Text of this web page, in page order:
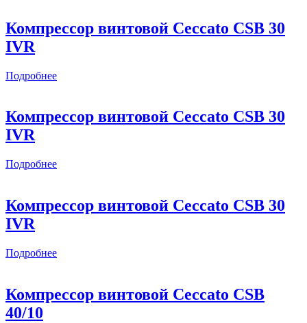
Компрессор винтовой Ceccato CSB 30
IVR
Подробнее
Компрессор винтовой Ceccato CSB 30
IVR
Подробнее
Компрессор винтовой Ceccato CSB 30
IVR
Подробнее
Компрессор винтовой Ceccato CSB
40/10